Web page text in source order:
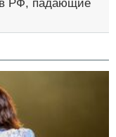
РФ, падающие